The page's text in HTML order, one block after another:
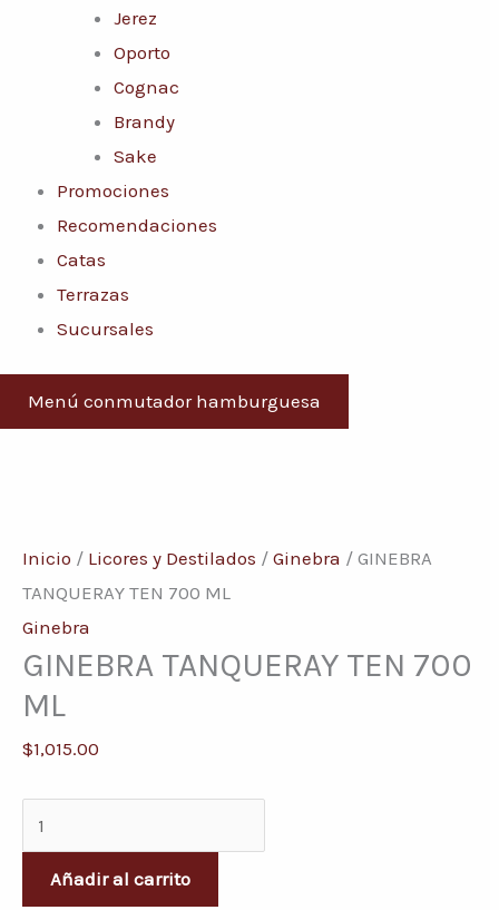
Jerez
Oporto
Cognac
Brandy
Sake
Promociones
Recomendaciones
Catas
Terrazas
Sucursales
Menú conmutador hamburguesa
Inicio / Licores y Destilados / Ginebra / GINEBRA
TANQUERAY TEN 700 ML
Ginebra
GINEBRA TANQUERAY TEN 700
ML
$1,015.00
TANQUERAY
TEN
700
ML
cantidad
Añadir al carrito